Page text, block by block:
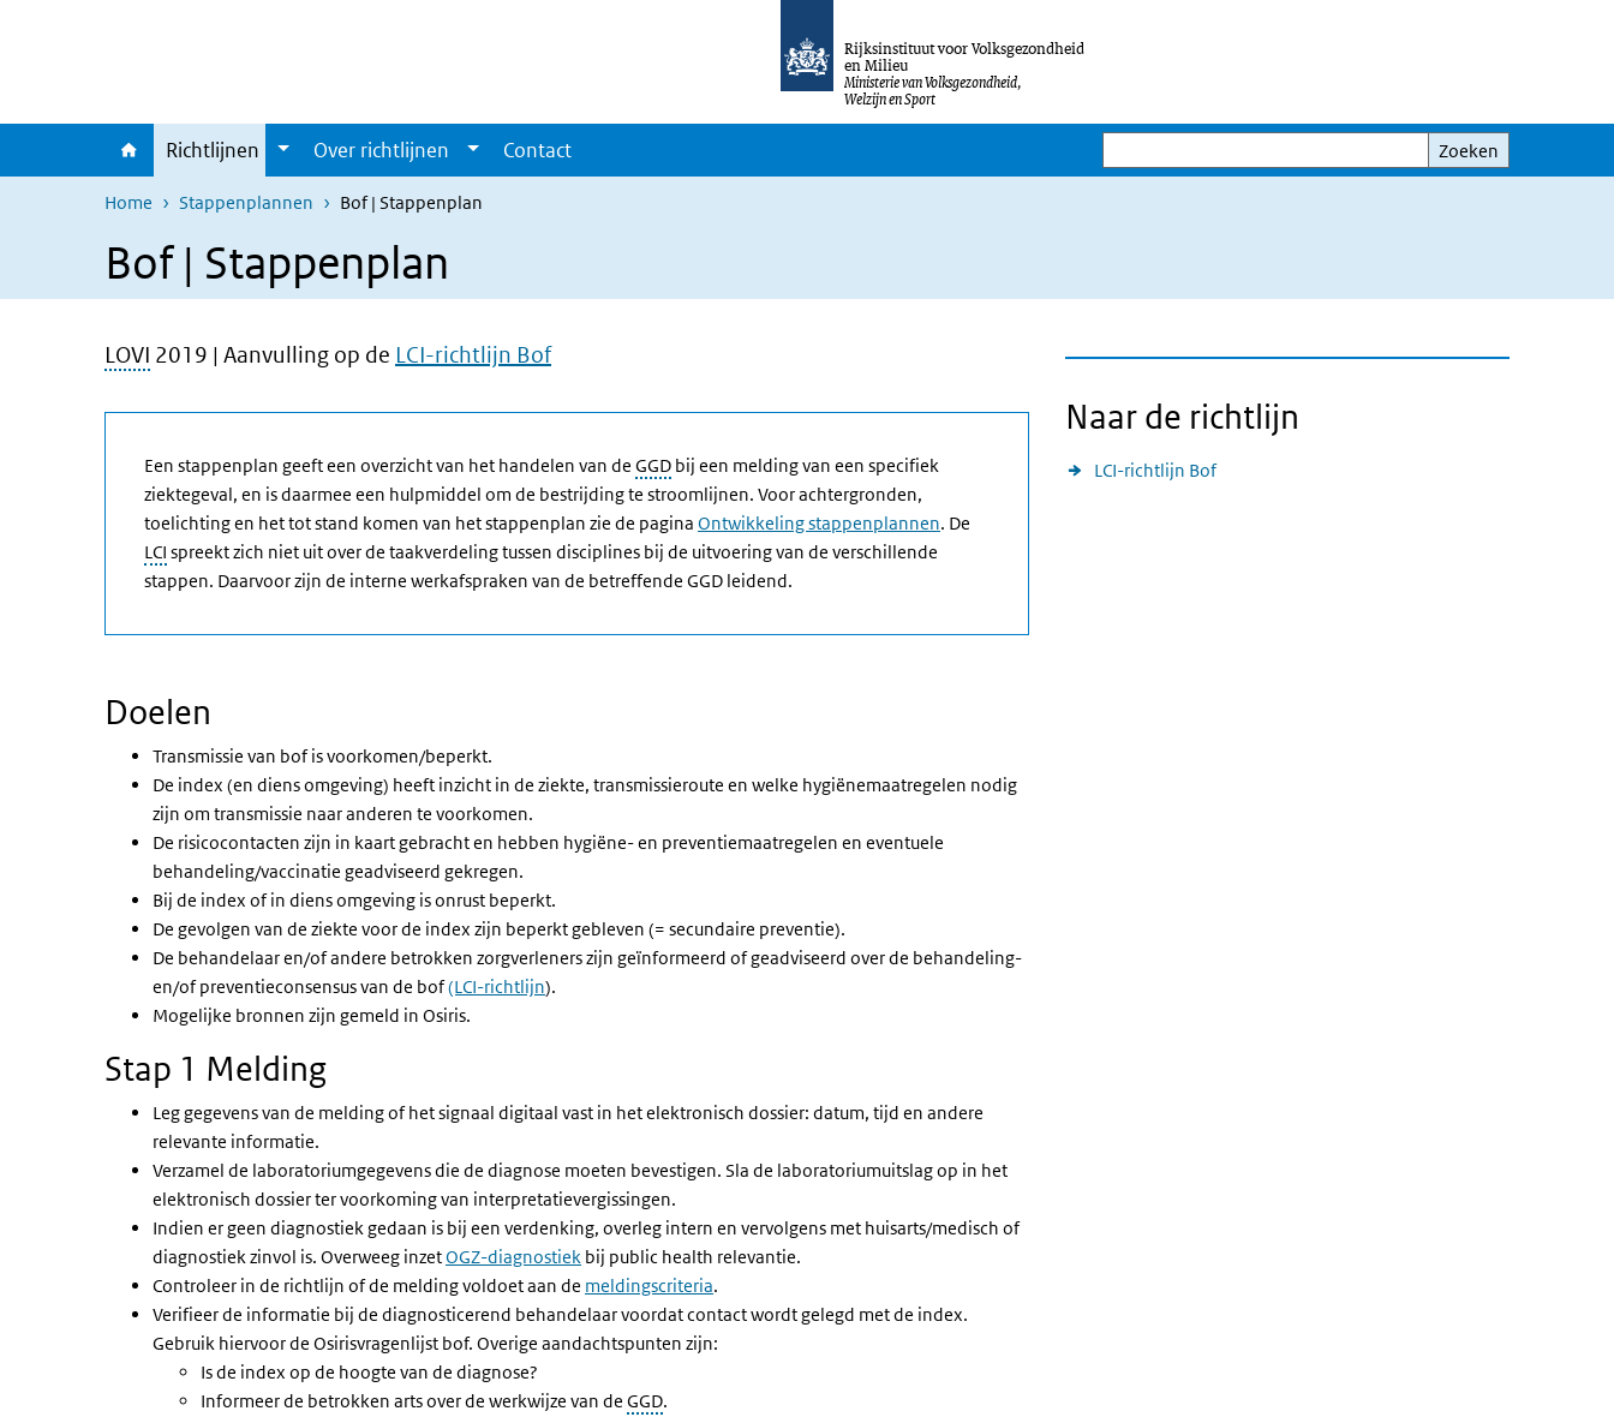
Rijksinstituut voor Volksgezondheid
en Milieu
Ministerie van Volksgezondheid,
Welzijn en Sport
Richtlijnen Over richtlijnen Contact
Zoeken
Zoeken
Home Stappenplannen Bof | Stappenplan
Bof | Stappenplan
LOVI 2019 | Aanvulling op de LCI-richtlijn Bof
Een stappenplan geeft een overzicht van het handelen van de GGD bij een melding van een specifiek
ziektegeval, en is daarmee een hulpmiddel om de bestrijding te stroomlijnen. Voor achtergronden,
toelichting en het tot stand komen van het stappenplan zie de pagina Ontwikkeling stappenplannen. De
LCI spreekt zich niet uit over de taakverdeling tussen disciplines bij de uitvoering van de verschillende
stappen. Daarvoor zijn de interne werkafspraken van de betreffende GGD leidend.
Doelen
Transmissie van bof is voorkomen/beperkt.
De index (en diens omgeving) heeft inzicht in de ziekte, transmissieroute en welke hygiënemaatregelen nodig
zijn om transmissie naar anderen te voorkomen.
De risicocontacten zijn in kaart gebracht en hebben hygiëne- en preventiemaatregelen en eventuele
behandeling/vaccinatie geadviseerd gekregen.
Bij de index of in diens omgeving is onrust beperkt.
De gevolgen van de ziekte voor de index zijn beperkt gebleven (= secundaire preventie).
De behandelaar en/of andere betrokken zorgverleners zijn geïnformeerd of geadviseerd over de behandeling-
en/of preventieconsensus van de bof(LCI-richtlijn).
Mogelijke bronnen zijn gemeld in Osiris.
Stap 1 Melding
Leg gegevens van de melding of het signaal digitaal vast in het elektronisch dossier: datum, tijd en andere
relevante informatie.
Verzamel de laboratoriumgegevens die de diagnose moeten bevestigen. Sla de laboratoriumuitslag op in het
elektronisch dossier ter voorkoming van interpretatievergissingen.
Indien er geen diagnostiek gedaan is bij een verdenking, overleg intern en vervolgens met huisarts/medisch of
diagnostiek zinvol is. Overweeg inzetOGZ-diagnostiek bij public health relevantie.
Controleer in de richtlijn of de melding voldoet aan de meldingscriteria.
Verifieer de informatie bij de diagnosticerend behandelaar voordat contact wordt gelegd met de index.
Gebruik hiervoor de Osirisvragenlijst bof. Overige aandachtspunten zijn:
Is de index op de hoogte van de diagnose?
Informeer de betrokken arts over de werkwijze van de GGD.
Naar de richtlijn
LCI-richtlijn Bof